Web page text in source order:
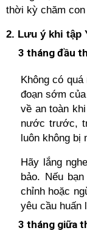
thời kỳ chăm con
2. Lưu ý khi tập
3 tháng đầu
Không có
đoạn sớm
về an toàn
nước trước,
luôn không bị
Hãy lắng
bảo. Nếu
chỉnh hoặc
yêu cầu huấn
3 tháng giữa